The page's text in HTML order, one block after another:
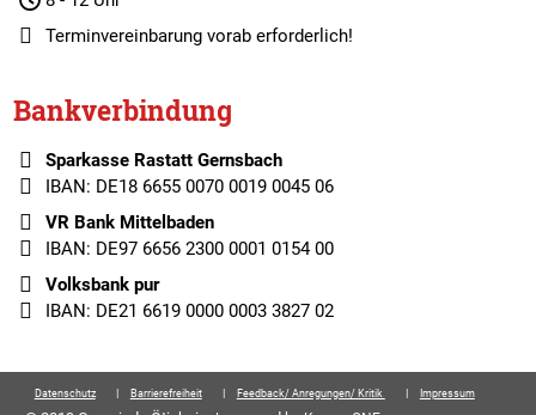
Terminvereinbarungvorab erforderlich!
Bankverbindung
Sparkasse Rastatt Gernsbach
IBAN: DE18 6655 0070 0019 0045 06
VR Bank Mittelbaden
IBAN: DE97 6656 2300 0001 0154 00
Volksbank pur
IBAN: DE21 6619 0000 0003 3827 02
Datenschutz Barrierefreiheit Feedback/ Anregungen/ Kritik Impressum